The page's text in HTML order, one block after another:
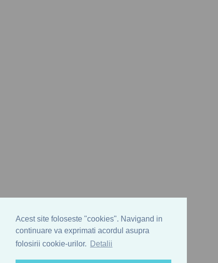
Acest site foloseste "cookies". Navigand in
continuare va exprimati acordul asupra
folosirii cookie-urilor.
Detalii